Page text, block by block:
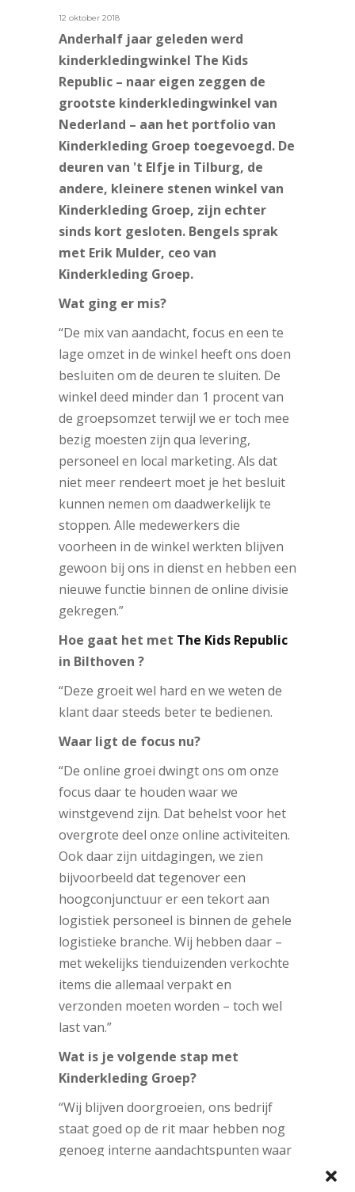
12 oktober 2018
Anderhalf jaar geleden werd
kinderkledingwinkel The Kids
Republic – naar eigen zeggen de
grootste kinderkledingwinkel van
Nederland – aan het portfolio van
Kinderkleding Groep toegevoegd. De
deuren van 't Elfje in Tilburg, de
andere, kleinere stenen winkel van
Kinderkleding Groep, zijn echter
sinds kort gesloten. Bengels sprak
met Erik Mulder, ceo van
Kinderkleding Groep.
Wat ging er mis?
“De mix van aandacht, focus en een te
lage omzet in de winkel heeft ons doen
besluiten om de deuren te sluiten. De
winkel deed minder dan 1 procent van
de groepsomzet terwijl we er toch mee
bezig moesten zijn qua levering,
personeel en local marketing. Als dat
niet meer rendeert moet je het besluit
kunnen nemen om daadwerkelijk te
stoppen. Alle medewerkers die
voorheen in de winkel werkten blijven
gewoon bij ons in dienst en hebben een
nieuwe functie binnen de online divisie
gekregen.”
Hoe gaat het met The Kids Republic
in Bilthoven ?
“Deze groeit wel hard en we weten de
klant daar steeds beter te bedienen.
Waar ligt de focus nu?
“De online groei dwingt ons om onze
focus daar te houden waar we
winstgevend zijn. Dat behelst voor het
overgrote deel onze online activiteiten.
Ook daar zijn uitdagingen, we zien
bijvoorbeeld dat tegenover een
hoogconjunctuur er een tekort aan
logistiek personeel is binnen de gehele
logistieke branche. Wij hebben daar –
met wekelijks tienduizenden verkochte
items die allemaal verpakt en
verzonden moeten worden – toch wel
last van.”
Wat is je volgende stap met
Kinderkleding Groep?
“Wij blijven doorgroeien, ons bedrijf
staat goed op de rit maar hebben nog
genoeg interne aandachtspunten waar